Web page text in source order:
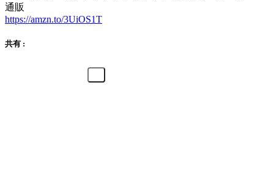
通販
https://amzn.to/3UiOS1T
共有 :